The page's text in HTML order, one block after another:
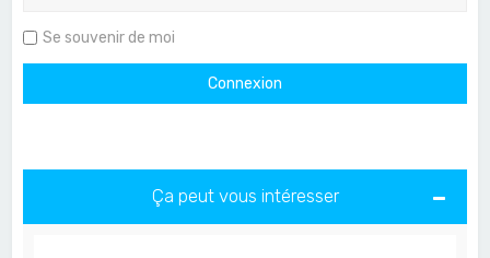
Se souvenir de moi
Ça peut vous intéresser